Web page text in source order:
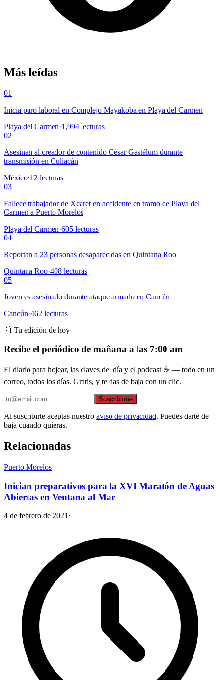
Más leídas
01
Inicia paro laboral en Complejo Mayakoba en Playa del Carmen
Playa del Carmen·1,994 lecturas
02
Asesinan al creador de contenido César Gastélum durante
transmisión en Culiacán
México·12 lecturas
03
Fallece trabajador de Xcaret en accidente en tramo de Playa del
Carmen a Puerto Morelos
Playa del Carmen·605 lecturas
04
Reportan a 23 personas desaparecidas en Quintana Roo
Quintana Roo·408 lecturas
05
Joven es asesinado durante ataque armado en Cancún
Cancún·462 lecturas
📰 Tu edición de hoy
Recibe el periódico de mañana a las 7:00 am
El diario para hojear, las claves del día y el podcast ☕ — todo en un
correo, todos los días. Gratis, y te das de baja con un clic.
Suscribirme
Al suscribirte aceptas nuestro aviso de privacidad. Puedes darte de
baja cuando quieras.
Relacionadas
Puerto Morelos
Inician preparativos para la XVI Maratón de Aguas
Abiertas en Ventana al Mar
4 de febrero de 2021 ·